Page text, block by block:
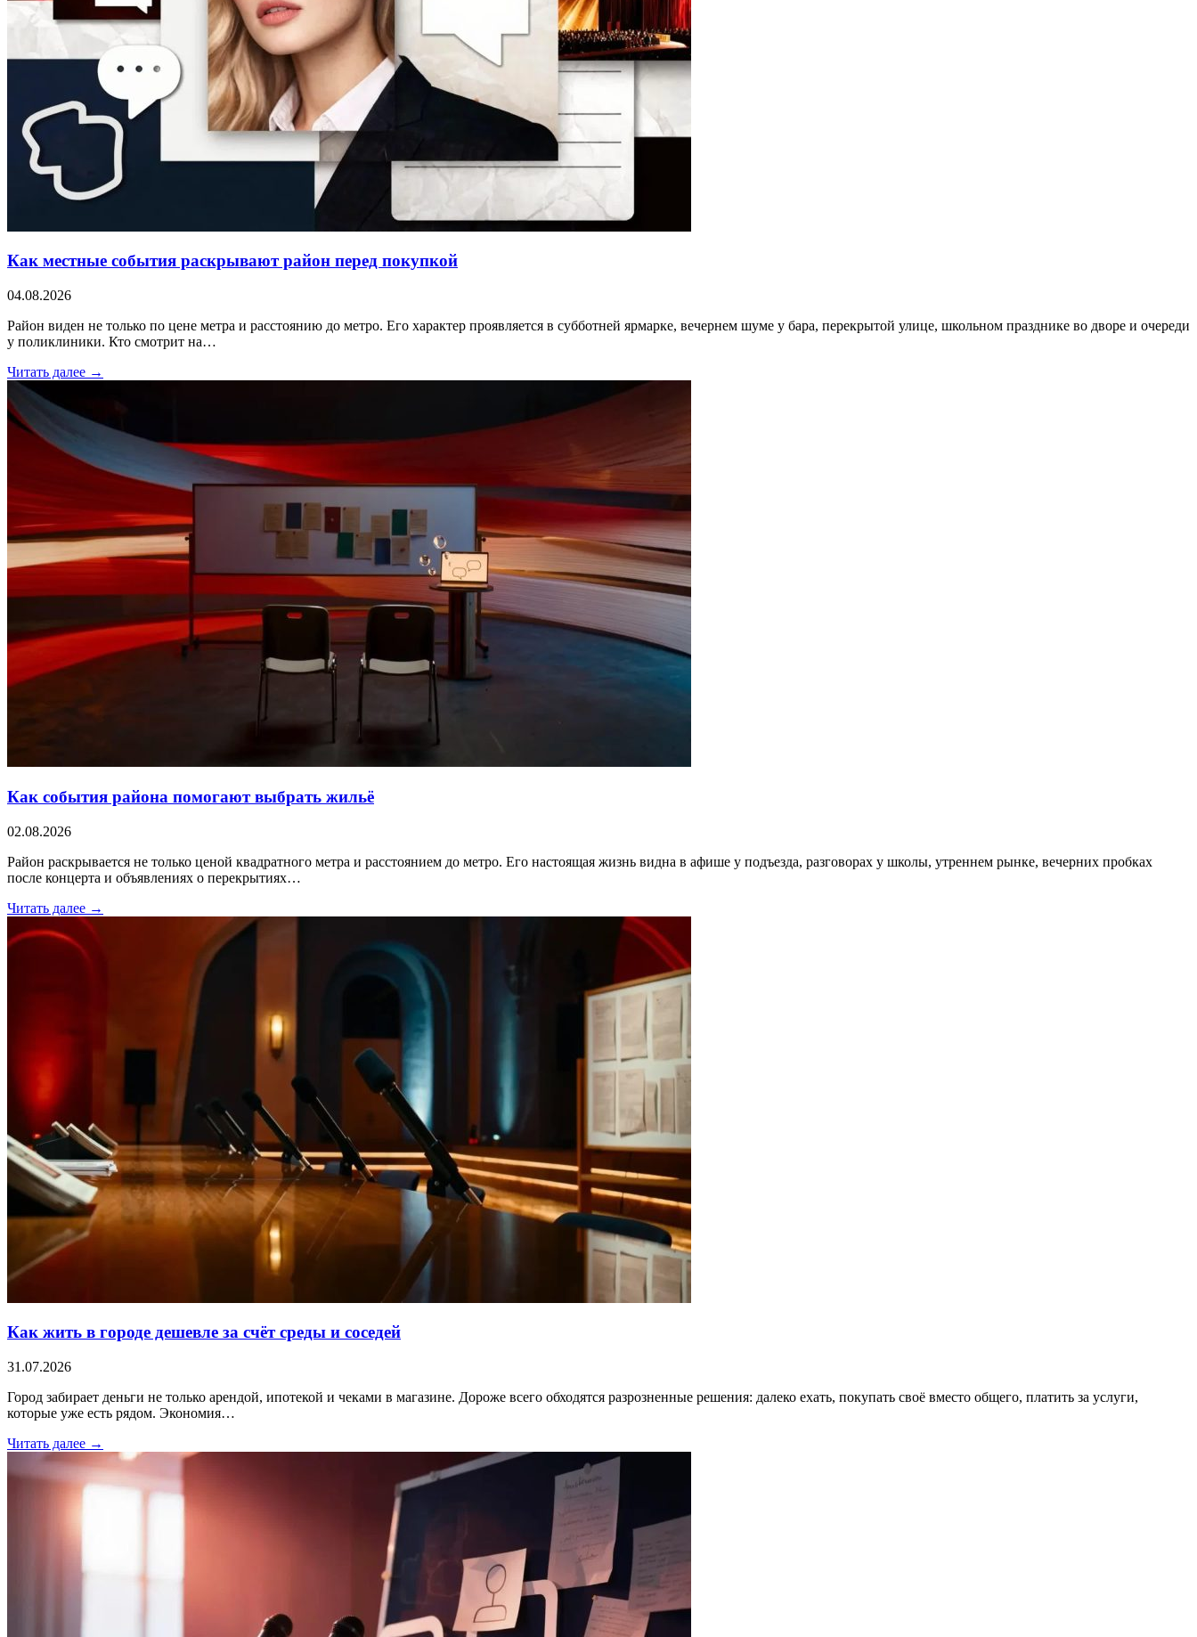
Как местные события раскрывают район перед покупкой
04.08.2026
Район виден не только по цене метра и расстоянию до метро. Его характер проявляется в субботней ярмарке, вечернем шуме у бара, перекрытой улице, школьном празднике во дворе и очереди
у поликлиники. Кто смотрит на…
Читать далее →
Как события района помогают выбрать жильё
02.08.2026
Район раскрывается не только ценой квадратного метра и расстоянием до метро. Его настоящая жизнь видна в афише у подъезда, разговорах у школы, утреннем рынке, вечерних пробках
после концерта и объявлениях о перекрытиях…
Читать далее →
Как жить в городе дешевле за счёт среды и соседей
31.07.2026
Город забирает деньги не только арендой, ипотекой и чеками в магазине. Дороже всего обходятся разрозненные решения: далеко ехать, покупать своё вместо общего, платить за услуги,
которые уже есть рядом. Экономия…
Читать далее →